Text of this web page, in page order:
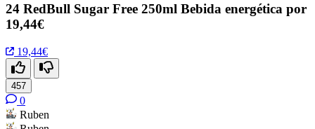
24 RedBull Sugar Free 250ml Bebida energética por
19,44€
19,44€
457
0
Ruben